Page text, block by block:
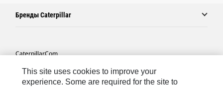
Бренды Caterpillar
Caterpillar.com
Связаться С Caterpillar
Карта Сайта
This site uses cookies to improve your
experience. Some are required for the site to